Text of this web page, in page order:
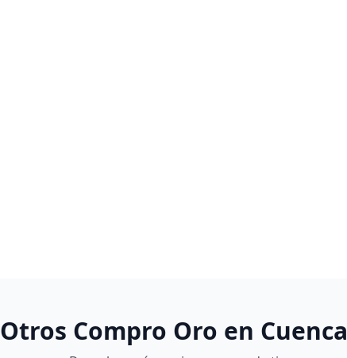
Otros Compro Oro en Cuenca